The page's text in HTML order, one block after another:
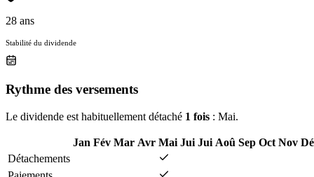
28 ans
Stabilité du dividende
Rythme des versements
Le dividende est habituellement détaché 1 fois : Mai.
Jan Fév Mar Avr Mai Jui Jui Aoû Sep Oct Nov
Détachements